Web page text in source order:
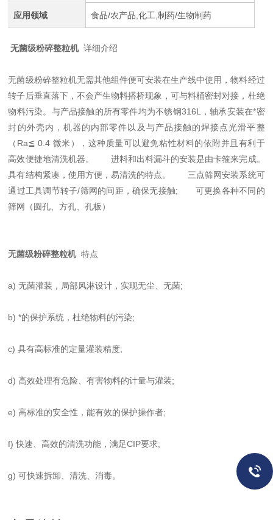
应用领域 食品/农产品,化工,制药/生物制药
无菌级粉碎整粒机 详细介绍
无菌级粉碎整粒机无需其他组件便可安装在生产线中使用，物料经过
转子后垂直落下，不会产生物料搭桥现象，可与料桶密封对接，杜绝
物料污染。与产品接触的所有零件均为不锈钢316L，轴承安装在*密
封的外壳内，机器的内部零件以及与产品接触的焊接点光滑平整
（Ra≦ 0.4 微米），这种质量可以避免粘性材料的依附并且有利于
高效便捷地清洗机器。 进料和出料漏斗的安装是由卡箍来完成。
具有结构紧凑，使用方便，易清洗的特点。 三点筛网安装系统可
通过工具调节转子/筛网的间距，确保无接触; 可更换各种不同的
筛网（圆孔、方孔、孔板）
无菌级粉碎整粒机特点
a) 无菌灌装，局部风淋设计，实现无尘、无菌;
b) *的保护系统，杜绝物料的污染;
c) 具有高标准的定量灌装精度;
d) 高效处理有危险、有害物料的计量与灌装;
e) 高标准的安全性，能有效的保护操作者;
f) 快速、高效的清洗功能，满足CIP要求;
g) 可快速拆卸、清洗、消毒。